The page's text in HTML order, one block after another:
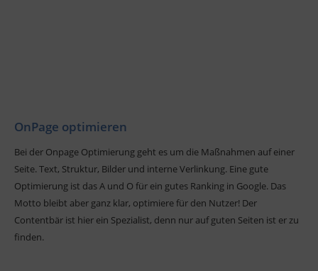
OnPage optimieren
Bei der Onpage Optimierung geht es um die Maßnahmen auf einer
Seite. Text, Struktur, Bilder und interne Verlinkung. Eine gute
Optimierung ist das A und O für ein gutes Ranking in Google. Das
Motto bleibt aber ganz klar, optimiere für den Nutzer! Der
Contentbär ist hier ein Spezialist, denn nur auf guten Seiten ist er zu
finden.